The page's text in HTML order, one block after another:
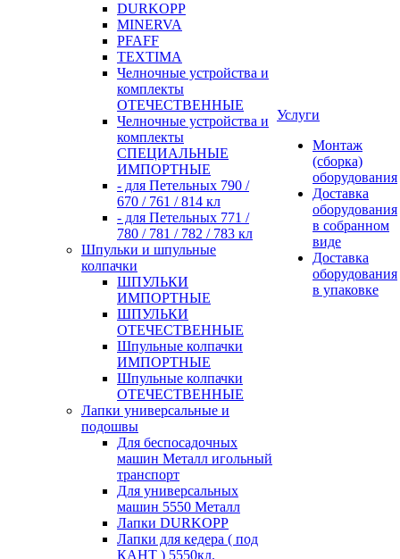
DURKOPP
MINERVA
PFAFF
TEXTIMA
Челночные устройства и
комплекты
ОТЕЧЕСТВЕННЫЕ
Челночные устройства и
комплекты
СПЕЦИАЛЬНЫЕ
ИМПОРТНЫЕ
- для Петельных 790 /
670 / 761 / 814 кл
- для Петельных 771 /
780 / 781 / 782 / 783 кл
Шпульки и шпульные
колпачки
ШПУЛЬКИ
ИМПОРТНЫЕ
ШПУЛЬКИ
ОТЕЧЕСТВЕННЫЕ
Шпульные колпачки
ИМПОРТНЫЕ
Шпульные колпачки
ОТЕЧЕСТВЕННЫЕ
Лапки универсальные и
подошвы
Для беспосадочных
машин Металл игольный
транспорт
Для универсальных
машин 5550 Металл
Лапки DURKOPP
Лапки для кедера ( под
КАНТ ) 5550кл.
Услуги
Монтаж
(сборка)
оборудования
Доставка
оборудования
в собранном
виде
Доставка
оборудования
в упаковке